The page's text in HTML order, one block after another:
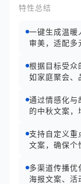
特性总结
一键生成温暖
审美，适配多
根据目标受众
如家庭聚会、
通过情感化与
的中秋文案，
支持自定义重
文案，确保个
多渠道传播优
海报文案、活